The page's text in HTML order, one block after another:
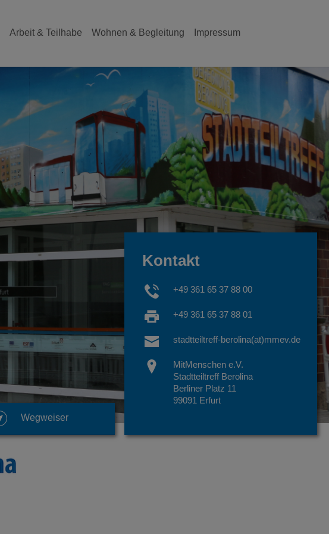
Arbeit & Teilhabe Wohnen & Begleitung Impressum
Kontakt
+49 361 65 37 88 00
+49 361 65 37 88 01
stadtteiltreff-berolina(at)mmev.de
MitMenschen e.V.
Stadtteiltreff Berolina
Berliner Platz 11
99091 Erfurt
Wegweiser